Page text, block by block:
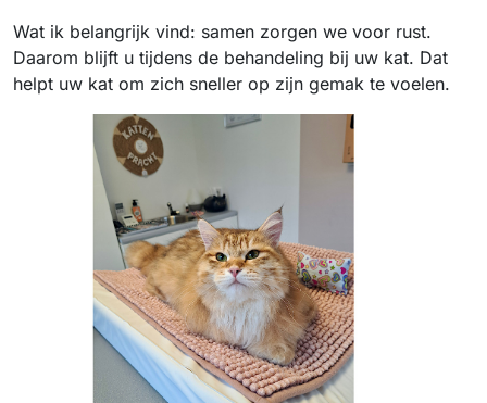
Wat ik belangrijk vind: samen zorgen we voor rust.
Daarom blijft u tijdens de behandeling bij uw kat. Dat
helpt uw kat om zich sneller op zijn gemak te voelen.